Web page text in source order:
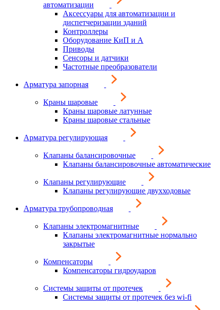
автоматизации
Аксессуары для автоматизации и
диспетчеризации зданий
Контроллеры
Оборудование КиП и А
Приводы
Сенсоры и датчики
Частотные преобразователи
Арматура запорная
Краны шаровые
Краны шаровые латунные
Краны шаровые стальные
Арматура регулирующая
Клапаны балансировочные
Клапаны балансировочные автоматические
Клапаны регулирующие
Клапаны регулирующие двухходовые
Арматура трубопроводная
Клапаны электромагнитные
Клапаны электромагнитные нормально
закрытые
Компенсаторы
Компенсаторы гидроударов
Системы защиты от протечек
Системы защиты от протечек без wi-fi